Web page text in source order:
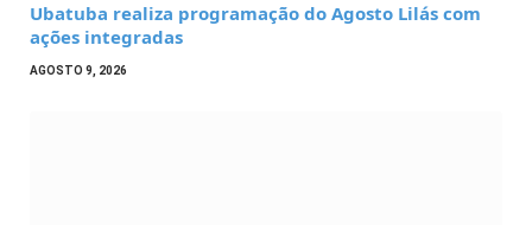
Ubatuba realiza programação do Agosto Lilás com
ações integradas
AGOSTO 9, 2026